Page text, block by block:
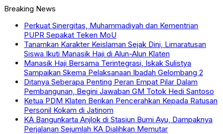
Breaking News
Perkuat Sinergitas, Muhammadiyah dan Kementrian
PUPR Sepakat Teken MoU
Tanamkan Karakter Keislaman Sejak Dini, Limaratusan
Siswa Ikuti Manasik Haji di Alun-Alun Klaten
Manasik Haji Bersama Terintegrasi, Iskak Sulistya
Sampaikan Skema Pelaksanaan Ibadah Gelombang 2
Ditanya Seberapa Penting Peran Empat Pilar Dalam
Pembangunan, Begini Jawaban GM Totok Hedi Santoso
Ketua PDM Klaten Berikan Pencerahkan Kepada Ratusan
Personil Kokam di Jatinom
KA Bangunkarta Anjlok di Stasiun Bumi Ayu, Dampaknya
Perjalanan Sejumlah KA Dialihkan Memutar